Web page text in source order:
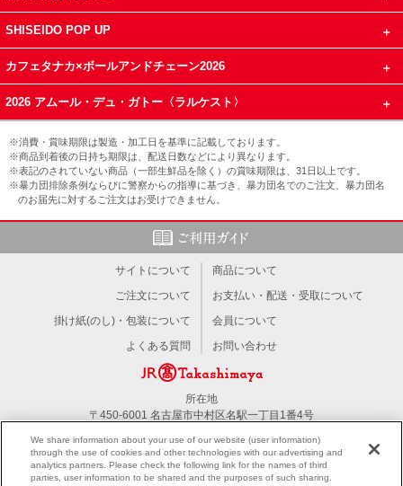
SHISEIDO POP UP
カフェタナカ×ボールアンドチェーン2026
2026 アムール・デュ・ガトー〈ラルケスト〉
※消費・賞味期限は製造・加工日を基準に記載しております。
※商品到着後の日持ち期限は、配送日数などにより異なります。
※表記のされていない商品（一部生鮮品を除く）の賞味期限は、31日以上です。
※暴力団排除条例ならびに警察からの指導に基づき、暴力団名でのご注文、暴力団名
のお届先に対するご注文はお受けできません。
サイトについて
商品について
ご注文について
お支払い・配送・受取について
掛け紙(のし)・包装について
会員について
よくある質問
お問い合わせ
所在地
〒450-6001 名古屋市中村区名駅一丁目1番4号
PC版を見る
We share information about your use of our website (user information)
through the use of cookies and other technologies with our advertising and
analytics partners. Please check the following link for the names of third
parties, user information to be shared and the purposes of such sharing.